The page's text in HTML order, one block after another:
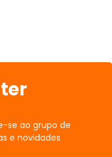
se ao grupo de
e novidades